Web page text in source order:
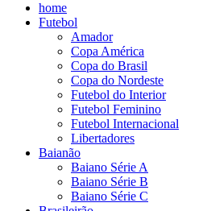
home
Futebol
Amador
Copa América
Copa do Brasil
Copa do Nordeste
Futebol do Interior
Futebol Feminino
Futebol Internacional
Libertadores
Baianão
Baiano Série A
Baiano Série B
Baiano Série C